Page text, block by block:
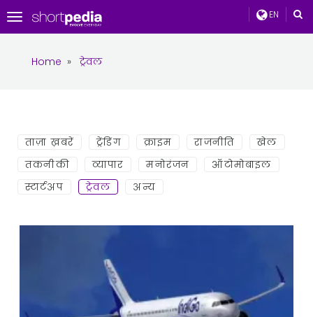
EN
Toggle
navigation
Home » ट्रेवल
ताज़ा ख़बरें ट्रेंडिंग क्राइम राजनीति
खेल
तकनीकी
व्यापार मनोरंजन
ऑटोमोबाइल
स्टार्टअप
ट्रेवल अन्य